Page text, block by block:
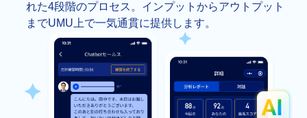
れた4段階のプロセス。インプットからアウトプット
までUMU上で一気通貫に提供します。